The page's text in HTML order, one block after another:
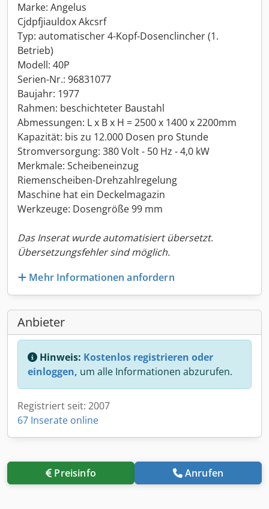
Marke: Angelus
Cjdpfjiauldox Akcsrf
Typ: automatischer 4-Kopf-Dosenclincher (1.
Betrieb)
Modell: 40P
Serien-Nr.: 96831077
Baujahr: 1977
Rahmen: beschichteter Baustahl
Abmessungen: L x B x H = 2500 x 1400 x 2200mm
Kapazität: bis zu 12.000 Dosen pro Stunde
Stromversorgung: 380 Volt - 50 Hz - 4,0 kW
Merkmale: Scheibeneinzug
Riemenscheiben-Drehzahlregelung
Maschine hat ein Deckelmagazin
Werkzeuge: Dosengröße 99 mm
Das Inserat wurde automatisiert übersetzt.
Übersetzungsfehler sind möglich.
Mehr Informationen anfordern
Anbieter
Hinweis: Kostenlos registrieren oder
einloggen, um alle Informationen abzurufen.
Registriert seit: 2007
67 Inserate online
Preisinfo Anrufen